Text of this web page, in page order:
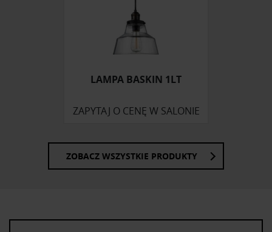
LAMPA BASKIN 1LT
ZAPYTAJ O CENĘ W SALONIE
ZOBACZ WSZYSTKIE PRODUKTY